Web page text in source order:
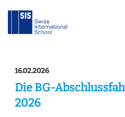
16.02.2026
Die BG-
2026